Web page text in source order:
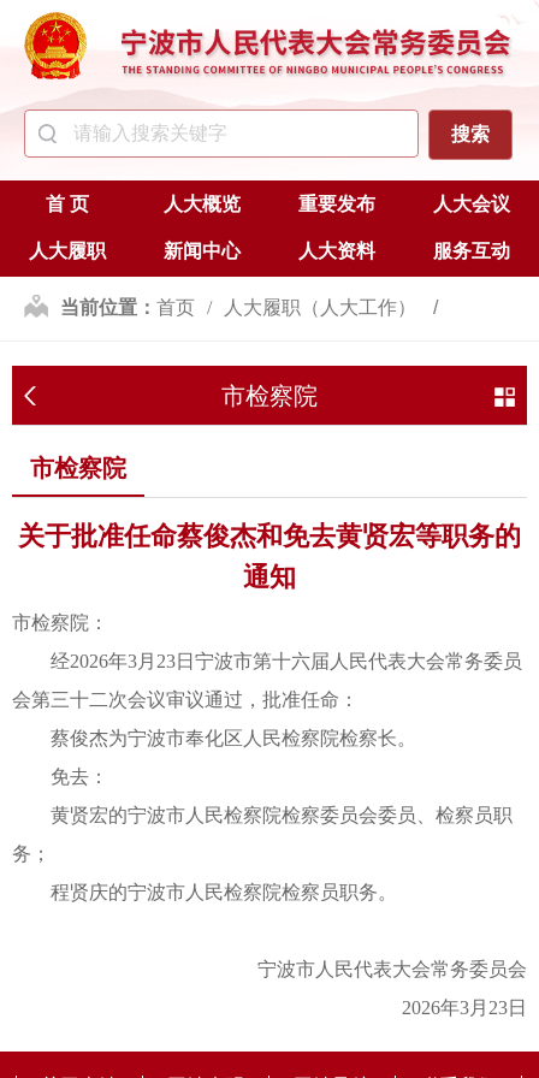
首 页 人大概览 重要发布 人大会议
人大履职 新闻中心 人大资料 服务互动
当前位置： 首页 人大履职（人大工作）
人事任免 市检察院
市检察院
市检察院
关于批准任命蔡俊杰和免去黄贤宏等职务的
通知
市检察院：
经2026年3月23日宁波市第十六届人民代表大会常务委员
会第三十二次会议审议通过，批准任命：
蔡俊杰为宁波市奉化区人民检察院检察长。
免去：
黄贤宏的宁波市人民检察院检察委员会委员、检察员职
务；
程贤庆的宁波市人民检察院检察员职务。
宁波市人民代表大会常务委员会
2026年3月23日